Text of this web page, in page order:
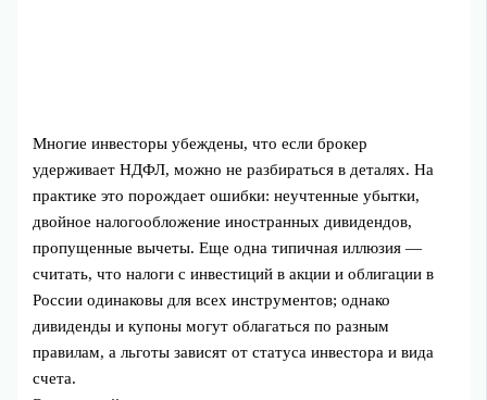
Многие инвесторы убеждены, что если брокер
удерживает НДФЛ, можно не разбираться в деталях. На
практике это порождает ошибки: неучтенные убытки,
двойное налогообложение иностранных дивидендов,
пропущенные вычеты. Еще одна типичная иллюзия —
считать, что налоги с инвестиций в акции и облигации в
России одинаковы для всех инструментов; однако
дивиденды и купоны могут облагаться по разным
правилам, а льготы зависят от статуса инвестора и вида
счета.